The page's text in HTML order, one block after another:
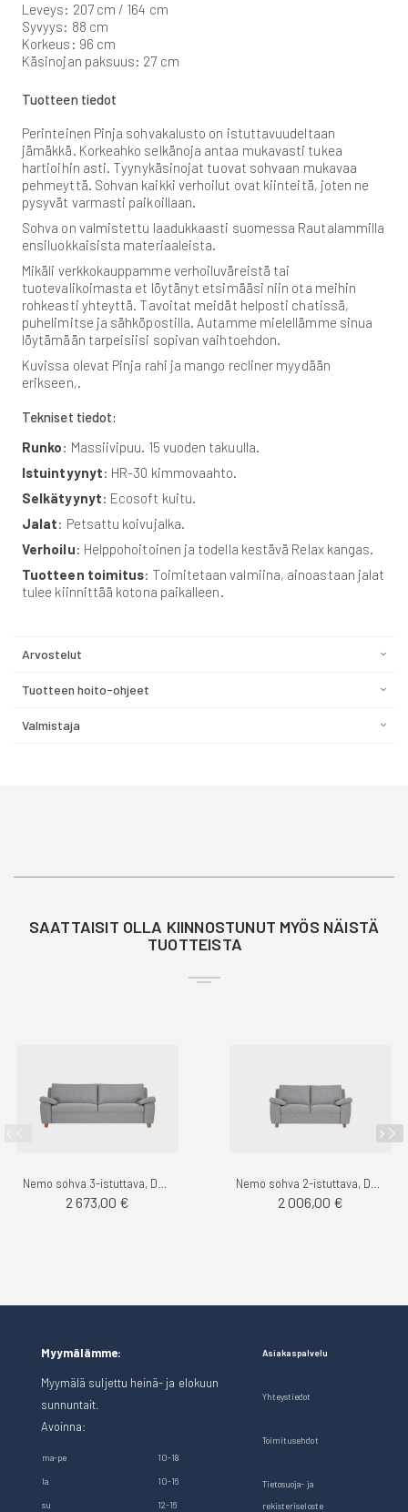
Leveys: 207 cm / 164 cm
Syvyys: 88 cm
Korkeus: 96 cm
Käsinojan paksuus: 27 cm
Tuotteen tiedot
Perinteinen Pinja sohvakalusto on istuttavuudeltaan
jämäkkä. Korkeahko selkänoja antaa mukavasti tukea
hartioihin asti. Tyynykäsinojat tuovat sohvaan mukavaa
pehmeyttä. Sohvan kaikki verhoilut ovat kiinteitä, joten ne
pysyvät varmasti paikoillaan.
Sohva on valmistettu laadukkaasti suomessa Rautalammilla
ensiluokkaisista materiaaleista.
Mikäli verkkokauppamme verhoiluväreistä tai
tuotevalikoimasta et löytänyt etsimääsi niin ota meihin
rohkeasti yhteyttä. Tavoitat meidät helposti chatissä,
puhelimitse ja sähköpostilla. Autamme mielellämme sinua
löytämään tarpeisiisi sopivan vaihtoehdon.
Kuvissa olevat Pinja rahi ja mango recliner myydään
erikseen,.
Tekniset tiedot:
Runko: Massiivipuu. 15 vuoden takuulla.
Istuintyynyt: HR-30 kimmovaahto.
Selkätyynyt: Ecosoft kuitu.
Jalat: Petsattu koivujalka.
Verhoilu: Helppohoitoinen ja todella kestävä Relax kangas.
Tuotteen toimitus: Toimitetaan valmiina, ainoastaan jalat
tulee kiinnittää kotona paikalleen.
Arvostelut
Tuotteen hoito-ohjeet
Valmistaja
SAATTAISIT OLLA KIINNOSTUNUT MYÖS NÄISTÄ
TUOTTEISTA
2 673,00 € 2 006,00 €
Myymälämme:
Myymälä suljettu heinä- ja elokuun
sunnuntait.
Avoinna:
ma-pe 10-18
la 10-16
su 12-16
Asiakaspalvelu
Yhteystiedot
Toimitusehdot
Tietosuoja- ja
rekisteriseloste